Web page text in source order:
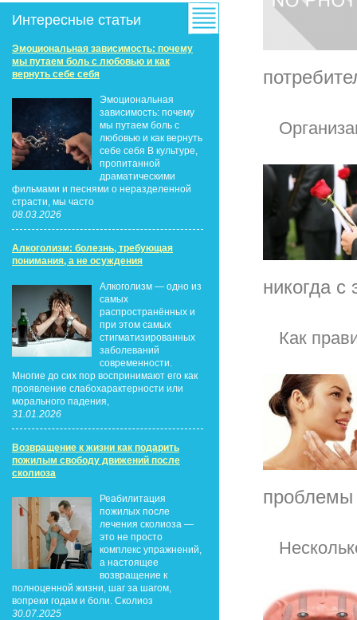
Интересные статьи
Эмоциональная зависимость: почему
мы путаем боль с любовью и как
вернуть себе себя
Эмоциональная
зависимость: почему
мы путаем боль с
любовью и как вернуть
себе себя В культуре,
пропитанной
драматическими
фильмами и песнями о неразделенной
страсти, мы часто
08.03.2026
Алкоголизм: болезнь, требующая
понимания, а не осуждения
Алкоголизм — одно из
самых
распространённых и
при этом самых
стигматизированных
заболеваний
современности.
Многие до сих пор воспринимают его как
проявление слабохарактерности или
морального падения,
31.01.2026
Возвращение к жизни как подарить
пожилым свободу движений после
сколиоза
Реабилитация
пожилых после
лечения сколиоза —
это не просто
комплекс упражнений,
а настоящее
возвращение к
полноценной жизни, шаг за шагом,
вопреки годам и боли. Сколиоз
30.07.2025
никогда с
Как
проблемы